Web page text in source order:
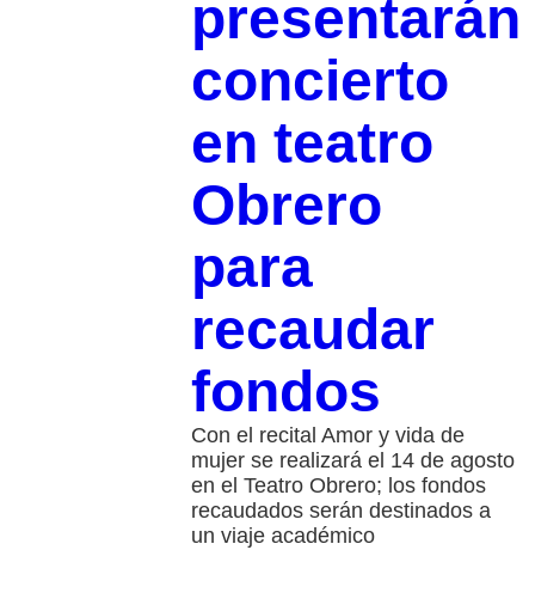
presentarán
concierto
en teatro
Obrero
para
recaudar
fondos
Con el recital Amor y vida de
mujer se realizará el 14 de agosto
en el Teatro Obrero; los fondos
recaudados serán destinados a
un viaje académico